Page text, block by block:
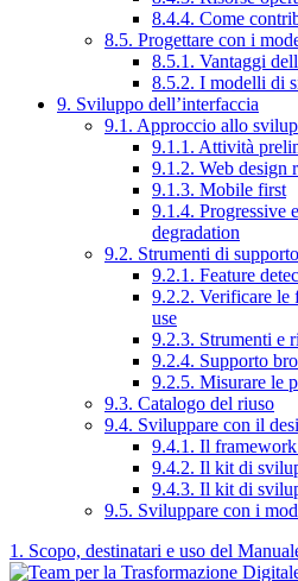
8.4.4. Come
8.5. Progettare con i
8.5.1. Vantaggi
8.5.2. I modelli di
9. Sviluppo dell’interfaccia
9.1. Approccio allo
9.1.1. Attività
9.1.2. Web design
9.1.3. Mobile first
9.1.4. Progressive
degradation
9.2. Strumenti di
9.2.1. Feature
9.2.2. Verificare le
use
9.2.3. Strumenti e
9.2.4. Supporto
9.2.5. Misurare le
9.3. Catalogo del riuso
9.4. Sviluppare con il
9.4.1. Il
9.4.2. Il kit di
9.4.3. Il kit di
9.5. Sviluppare con i
1. Scopo, destinatari e uso del